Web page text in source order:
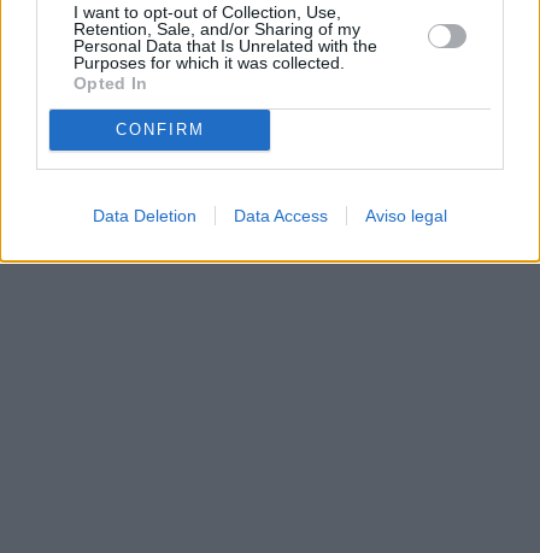
I want to opt-out of Collection, Use,
Retention, Sale, and/or Sharing of my
Personal Data that Is Unrelated with the
Purposes for which it was collected.
Opted In
CONFIRM
Data Deletion Data Access Aviso legal